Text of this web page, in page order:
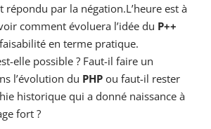
répondu par la négation.L’heure est à
comment évoluera l’idée du P++
en terme pratique.
elle possible ? Faut-il faire un
l’évolution du PHP ou faut-il rester
historique qui a donné naissance à
fort ?